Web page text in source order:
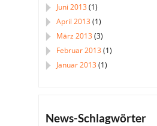
Juni 2013(1)
April 2013(1)
März 2013(3)
Februar 2013(1)
Januar 2013(1)
News-Schlagwörter